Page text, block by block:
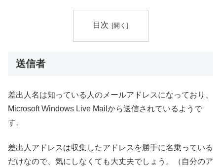
目次
送信者
差出人名は知っている人のメールアドレスになっており、
Microsoft Windows Live Mailから送信されているようで
す。
差出人アドレスは収集したアドレスを勝手に名乗っている
だけなので、気にしなくても大丈夫でしょう。（自分のア